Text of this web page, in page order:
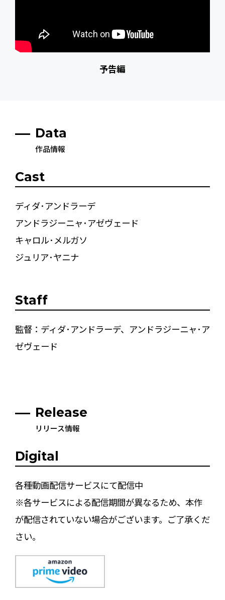
予告編
Data
作品情報
Cast
ディダ･アンドラーデ
アンドラジーニャ･アゼヴェード
キャロル･メルガソ
ジュリア･ヤニナ
Staff
監督：ディダ･アンドラーデ、アンドラジーニャ･ア
ゼヴェード
Release
リリース情報
Digital
各種動画配信サービスにて配信中
※各サービスによる配信期間が異なるため、本作
が配信されていない場合がございます。ご了承くだ
さい。